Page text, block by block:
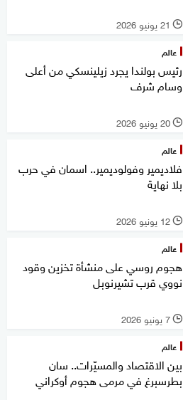
l 21 يونيو 2026
عالم
رئيس بولندا يجرد زيلينسكي من أعلى
وسام شرف
l 20 يونيو 2026
عالم
فلاديمير وفولوديمير.. اسمان في حرب
بلا نهاية
l 12 يونيو 2026
عالم
هجوم روسي على منشأة تخزين وقود
نووي قرب تشيرنوبل
l 7 يونيو 2026
عالم
بين الاقتصاد والمسيّرات.. سان
بطرسبرغ في مرمى هجوم أوكراني